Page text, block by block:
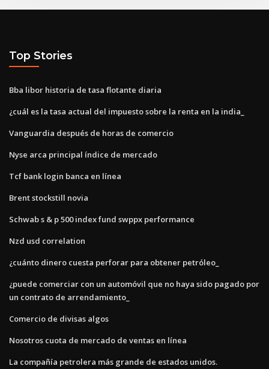
Top Stories
Bba libor historia de tasa flotante diaria
¿cuál es la tasa actual del impuesto sobre la renta en la india_
Vanguardia después de horas de comercio
Nyse arca principal índice de mercado
Tcf bank login banca en línea
Brent stockstill novia
Schwab s & p 500 index fund swppx performance
Nzd usd correlation
¿cuánto dinero cuesta perforar para obtener petróleo_
¿puede comerciar con un automóvil que no haya sido pagado por
un contrato de arrendamiento_
Comercio de divisas algos
Nosotros cuota de mercado de ventas en línea
La compañía petrolera más grande de estados unidos.